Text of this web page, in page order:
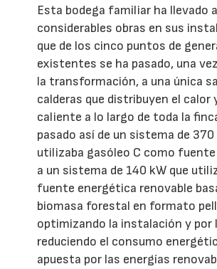
Esta bodega familiar ha llevado
considerables obras en sus
que de los cinco puntos de
existentes se ha pasado, una
la transformación, a una única
calderas que distribuyen el calor
caliente a lo largo de toda la
pasado así de un sistema de 370
utilizaba gasóleo C como
a un sistema de 140 kW que
fuente energética renovable
biomasa forestal en formato
optimizando la instalación y
reduciendo el consumo
apuesta por las energías